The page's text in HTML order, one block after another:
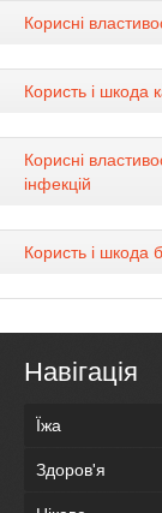
Корисні
Користь і шкода
Корисні
інфекцій
Користь і шкода
Навігація
Їжа
Здоров'я